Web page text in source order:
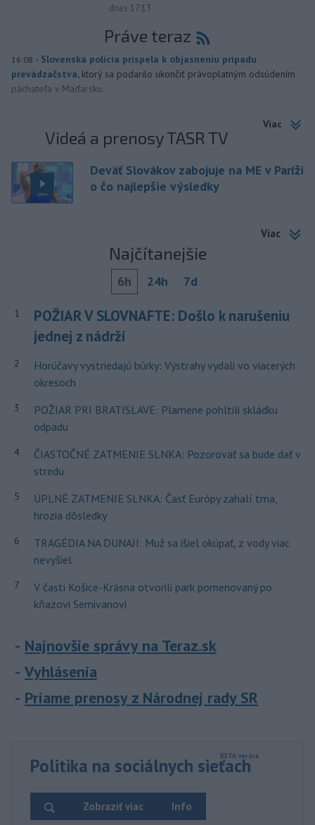
dnes 17:13
Práve teraz
16:08 - Slovenská polícia prispela k objasneniu prípadu
prevádzačstva, ktorý sa podarilo ukončiť právoplatným odsúdením
páchateľa v Maďarsku.
Viac
Videá a prenosy TASR TV
Deväť Slovákov zabojuje na ME v Paríži
o čo najlepšie výsledky
Viac
Najčítanejšie
6h 24h 7d
1
POŽIAR V SLOVNAFTE: Došlo k narušeniu
jednej z nádrží
2
Horúčavy vystriedajú búrky: Výstrahy vydali vo viacerých
okresoch
3
POŽIAR PRI BRATISLAVE: Plamene pohltili skládku
odpadu
4
ČIASTOČNÉ ZATMENIE SLNKA: Pozorovať sa bude dať v
stredu
5
ÚPLNÉ ZATMENIE SLNKA: Časť Európy zahalí tma,
hrozia dôsledky
6
TRAGÉDIA NA DUNAJI: Muž sa išiel okúpať, z vody viac
nevyšiel
7
V časti Košice-Krásna otvorili park pomenovaný po
kňazovi Semivanovi
Najnovšie správy na Teraz.sk
Vyhlásenia
Priame prenosy z Národnej rady SR
Politika na sociálnych sieťach
Info
Zobraziť viac